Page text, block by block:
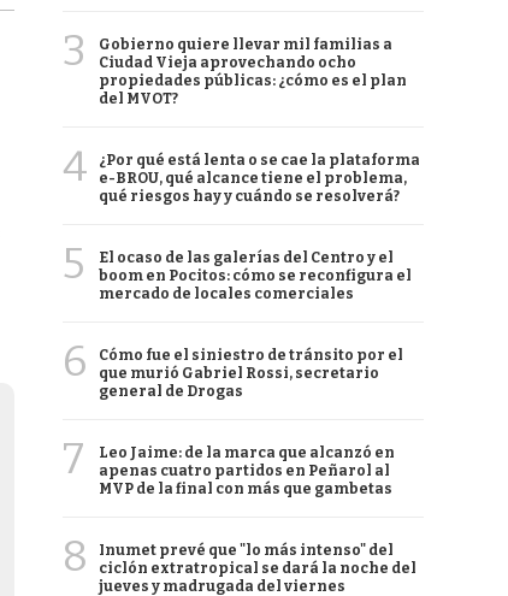
3
Gobierno quiere llevar mil familias a
Ciudad Vieja aprovechando ocho
propiedades públicas: ¿cómo es el plan
del MVOT?
4
¿Por qué está lenta o se cae la plataforma
e-BROU, qué alcance tiene el problema,
qué riesgos hay y cuándo se resolverá?
5
El ocaso de las galerías del Centro y el
boom en Pocitos: cómo se reconfigura el
mercado de locales comerciales
6
Cómo fue el siniestro de tránsito por el
que murió Gabriel Rossi, secretario
general de Drogas
7
Leo Jaime: de la marca que alcanzó en
apenas cuatro partidos en Peñarol al
MVP de la final con más que gambetas
8
Inumet prevé que "lo más intenso" del
ciclón extratropical se dará la noche del
jueves y madrugada del viernes